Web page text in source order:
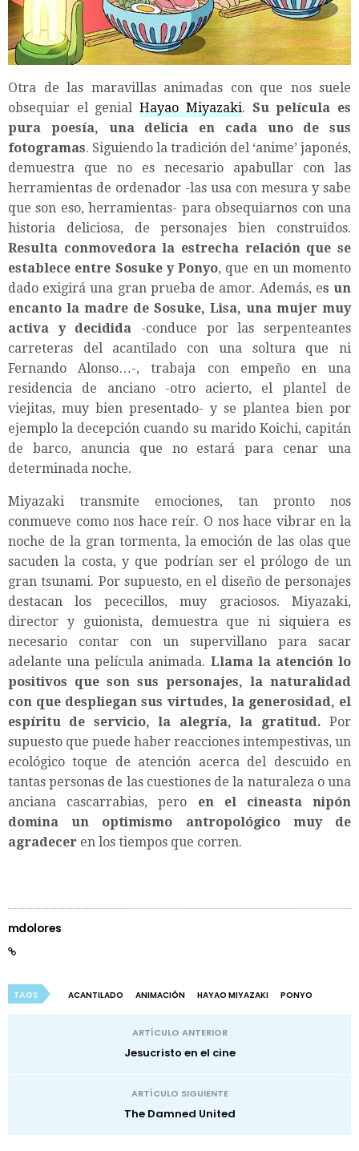
Otra de las maravillas animadas con que nos suele
obsequiar el genialHayao Miyazaki. Su película es
pura poesía, una delicia en cada uno de sus
fotogramas. Siguiendo la tradición del ‘anime’ japonés,
demuestra que no es necesario apabullar con las
herramientas de ordenador -las usa con mesura y sabe
que son eso, herramientas- para obsequiarnos con una
historia deliciosa, de personajes bien construidos.
Resulta conmovedora la estrecha relación que se
establece entre Sosuke y Ponyo, que en un momento
dado exigirá una gran prueba de amor. Además, es un
encanto la madre de Sosuke, Lisa, una mujer muy
activa y decidida -conduce por las serpenteantes
carreteras del acantilado con una soltura que ni
Fernando Alonso…-, trabaja con empeño en una
residencia de anciano -otro acierto, el plantel de
viejitas, muy bien presentado- y se plantea bien por
ejemplo la decepción cuando su marido Koichi, capitán
de barco, anuncia que no estará para cenar una
determinada noche.
Miyazaki transmite emociones, tan pronto nos
conmueve como nos hace reír. O nos hace vibrar en la
noche de la gran tormenta, la emoción de las olas que
sacuden la costa, y que podrían ser el prólogo de un
gran tsunami. Por supuesto, en el diseño de personajes
destacan los pececillos, muy graciosos. Miyazaki,
director y guionista, demuestra que ni siquiera es
necesario contar con un supervillano para sacar
adelante una película animada. Llama la atención lo
positivos que son sus personajes, la naturalidad
con que despliegan sus virtudes, la generosidad, el
espíritu de servicio, la alegría, la gratitud. Por
supuesto que puede haber reacciones intempestivas, un
ecológico toque de atención acerca del descuido en
tantas personas de las cuestiones de la naturaleza o una
anciana cascarrabias, pero en el cineasta nipón
domina un optimismo antropológico muy de
agradecer en los tiempos que corren.
mdolores
TAGS ACANTILADO ANIMACIÓN HAYAO MIYAZAKI PONYO
ARTÍCULO ANTERIOR
Jesucristo en el cine
ARTÍCULO SIGUIENTE
The Damned United